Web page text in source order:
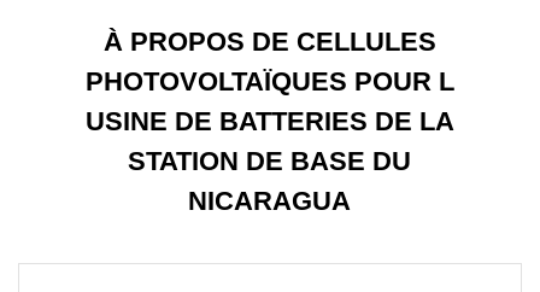
À PROPOS DE CELLULES
PHOTOVOLTAÏQUES POUR L
USINE DE BATTERIES DE LA
STATION DE BASE DU
NICARAGUA